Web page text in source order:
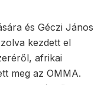
és Géczi János
kezdett el
afrikai
meg az OMMA.